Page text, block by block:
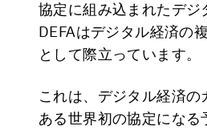
協定に組み込まれたデジ
DEFAはデジタル経済の
として際立っています。
これは、デジタル経済
ある世界初の協定になる